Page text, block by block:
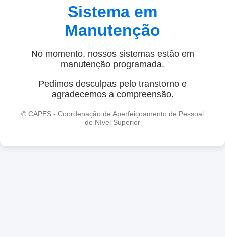
Sistema em
Manutenção
No momento, nossos sistemas estão em
manutenção programada.
Pedimos desculpas pelo transtorno e
agradecemos a compreensão.
© CAPES - Coordenação de Aperfeiçoamento de Pessoal
de Nível Superior